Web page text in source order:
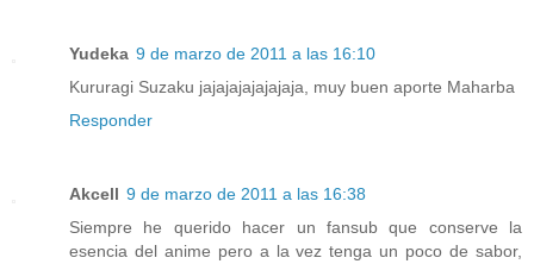
Yudeka 9 de marzo de 2011 a las 16:10
Kururagi Suzaku jajajajajajajaja, muy buen aporte Maharba
Responder
Akcell 9 de marzo de 2011 a las 16:38
Siempre he querido hacer un fansub que conserve la
esencia del anime pero a la vez tenga un poco de sabor,